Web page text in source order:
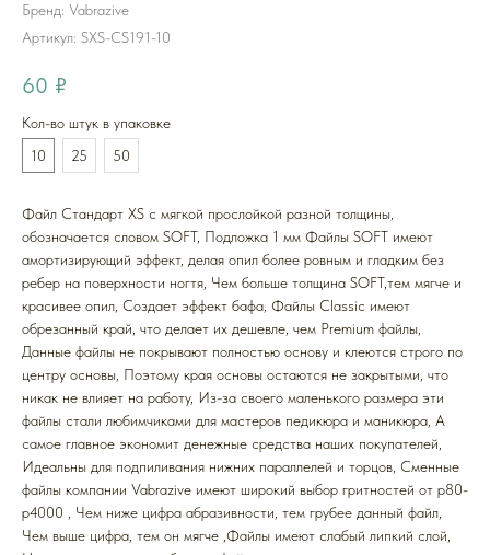
Бренд: Vabrazive
Артикул: SXS-CS191-10
60 ₽
Кол-во штук в упаковке
10
25 50
Файл Стандарт XS с мягкой прослойкой разной толщины,
обозначается словом SOFT, Подложка 1 мм Файлы SOFT имеют
амортизирующий эффект, делая опил более ровным и гладким без
ребер на поверхности ногтя, Чем больше толщина SOFT,тем мягче и
красивее опил, Создает эффект бафа, Файлы Classic имеют
обрезанный край, что делает их дешевле, чем Premium файлы,
Данные файлы не покрывают полностью основу и клеются строго по
центру основы, Поэтому края основы остаются не закрытыми, что
никак не влияет на работу, Из-за своего маленького размера эти
файлы стали любимчиками для мастеров педикюра и маникюра, А
самое главное экономит денежные средства наших покупателей,
Идеальны для подпиливания нижних параллелей и торцов, Cменные
файлы компании Vabrazive имеют широкий выбор гритностей от р80-
р4000 , Чем ниже цифра абразивности, тем грубее данный файл,
Чем выше цифра, тем он мягче ,Файлы имеют слабый липкий слой,